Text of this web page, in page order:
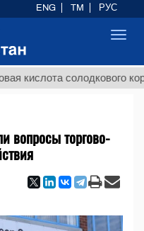
солодкового корня
вопросы торгово-
ENG TM РУС